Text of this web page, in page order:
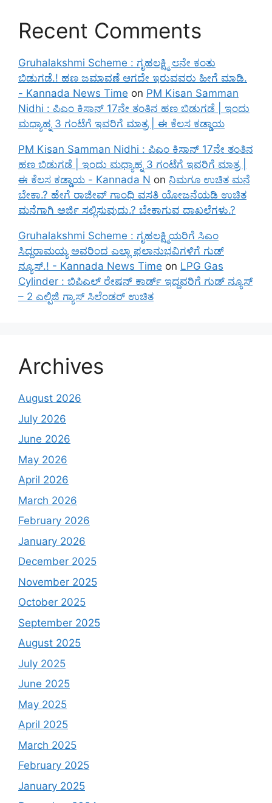
Recent Comments
Gruhalakshmi Scheme : ಗೃಹಲಕ್ಷ್ಮಿ ೮ನೇ ಕಂತು
ಬಿಡುಗಡೆ.! ಹಣ ಜಮಾವಣೆ ಆಗದೇ ಇರುವವರು ಹೀಗೆ ಮಾಡಿ.
- Kannada News Time on PM Kisan Samman
Nidhi : ಪಿಎಂ ಕಿಸಾನ್ 17ನೇ ತಂತಿನ ಹಣ ಬಿಡುಗಡೆ | ಇಂದು
ಮಧ್ಯಾಹ್ನ 3 ಗಂಟೆಗೆ ಇವರಿಗೆ ಮಾತ್ರ | ಈ ಕೆಲಸ ಕಡ್ಡಾಯ
PM Kisan Samman Nidhi : ಪಿಎಂ ಕಿಸಾನ್ 17ನೇ ತಂತಿನ
ಹಣ ಬಿಡುಗಡೆ | ಇಂದು ಮಧ್ಯಾಹ್ನ 3 ಗಂಟೆಗೆ ಇವರಿಗೆ ಮಾತ್ರ |
ಈ ಕೆಲಸ ಕಡ್ಡಾಯ - Kannada N on ನಿಮಗೂ ಉಚಿತ ಮನೆ
ಬೇಕಾ.? ಹೇಗೆ ರಾಜೀವ್ ಗಾಂಧಿ ವಸತಿ ಯೋಜನೆಯಡಿ ಉಚಿತ
ಮನೆಗಾಗಿ ಅರ್ಜಿ ಸಲ್ಲಿಸುವುದು.? ಬೇಕಾಗುವ ದಾಖಲೆಗಳು.?
Gruhalakshmi Scheme : ಗೃಹಲಕ್ಷ್ಮಿಯರಿಗೆ ಸಿಎಂ
ಸಿದ್ದರಾಮಯ್ಯ ಅವರಿಂದ ಎಲ್ಲಾ ಫಲಾನುಭವಿಗಳಿಗೆ ಗುಡ್
ನ್ಯೂಸ್.! - Kannada News Time on LPG Gas
Cylinder : ಬಿಪಿಎಲ್ ರೇಷನ್ ಕಾರ್ಡ್ ಇದ್ದವರಿಗೆ ಗುಡ್ ನ್ಯೂಸ್
– 2 ಎಲ್ಪಿಜಿ ಗ್ಯಾಸ್ ಸಿಲೆಂಡರ್ ಉಚಿತ
Archives
August 2026
July 2026
June 2026
May 2026
April 2026
March 2026
February 2026
January 2026
December 2025
November 2025
October 2025
September 2025
August 2025
July 2025
June 2025
May 2025
April 2025
March 2025
February 2025
January 2025